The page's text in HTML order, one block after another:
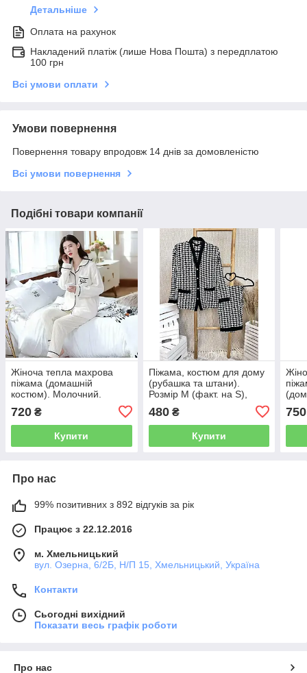
Детальніше
Оплата на рахунок
Накладений платіж (лише Нова Пошта) з передплатою
100 грн
Всі умови оплати
Умови повернення
Повернення товару впродовж 14 днів за домовленістю
Всі умови повернення
Подібні товари компанії
Жіноча тепла махрова
піжама (домашній
костюм). Молочний.
Розмір XL (по факту на M-
L), заміри в описі
720 ₴
Купити
Піжама, костюм для дому
(рубашка та штани).
Розмір М (факт. на S),
480₴
Купити
750
Про нас
99% позитивних з 892 відгуків за рік
Працює з 22.12.2016
м. Хмельницький
вул. Озерна, 6/2Б, Н/П 15, Хмельницький, Україна
Контакти
Сьогодні вихідний
Показати весь графік роботи
Про нас